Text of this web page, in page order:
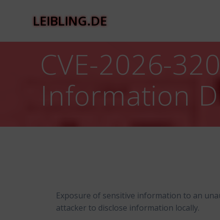
LEIBLING.DE
CVE-2026-
Information
Exposure of sensitive information to an
attacker to disclose information locally.